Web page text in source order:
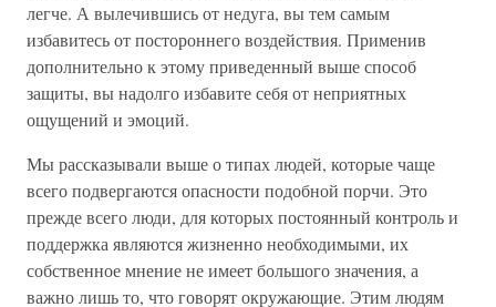
легче. А вылечившись от недуга, вы тем самым
избавитесь от постороннего воздействия. Применив
дополнительно к этому приведенный выше способ
защиты, вы надолго избавите себя от неприятных
ощущений и эмоций.
Мы рассказывали выше о типах людей, которые чаще
всего подвергаются опасности подобной порчи. Это
прежде всего люди, для которых постоянный контроль и
поддержка являются жизненно необходимыми, их
собственное мнение не имеет большого значения, а
важно лишь то, что говорят окружающие. Этим людям